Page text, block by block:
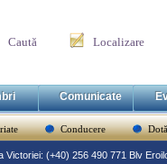
Caută Localizare
Comunicate
Conducere
Victoriei: (+40) 256 490 771 Blv